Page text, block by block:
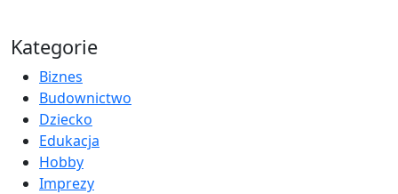
Kategorie
Biznes
Budownictwo
Dziecko
Edukacja
Hobby
Imprezy